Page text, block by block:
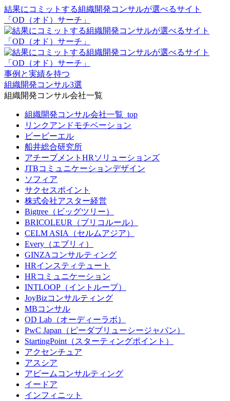
結果にコミットする組織開発コンサルが選べるサイト
「OD（オド）サーチ」
事例と実績を持つ
組織開発コンサル3選
組織開発コンサル会社一覧
組織開発コンサル会社一覧_top
リンクアンドモチベーション
ビービーエル
船井総合研究所
アチーブメントHRソリューションズ
JTBコミュニケーションデザイン
ソフィア
サクセスポイント
株式会社アスター経営
Bigtree（ビッグツリー）
BRICOLEUR（ブリコルール）
CELM ASIA（セルムアジア）
Every（エブリィ）
GINZAコンサルティング
HRインスティテュート
HRコミュニケーション
INTLOOP（イントループ）
JoyBizコンサルティング
MBコンサル
OD Lab（オーディーラボ）
PwC Japan（ピーダブリューシージャパン）
StartingPoint（スターティングポイント）
アクセンチュア
アスシア
アビームコンサルティング
イードア
インフィニット